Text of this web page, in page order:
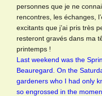
personnes que je ne
rencontres, les échanges,
excitants que j’ai pris très
resteront gravés dans ma
printemps !
Last weekend was the
Beauregard. On the
gardeners who I had only
so engrossed in the